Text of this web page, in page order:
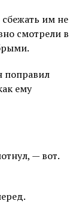
им не
смотрели в
поправил
ему
— вот.